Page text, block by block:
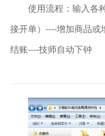
使用流程：输入各
接开单）----增加商品或
结账----技师自动下钟